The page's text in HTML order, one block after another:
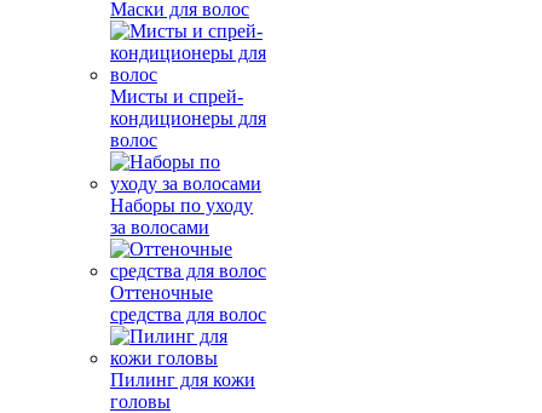
Маски для волос
Мисты и спрей-
кондиционеры для
волос
Наборы по уходу
за волосами
Оттеночные
средства для волос
Пилинг для кожи
головы